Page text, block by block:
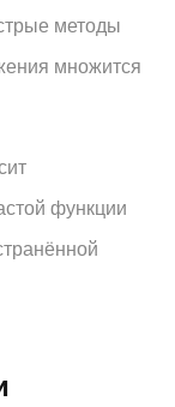
методы
множится
функции